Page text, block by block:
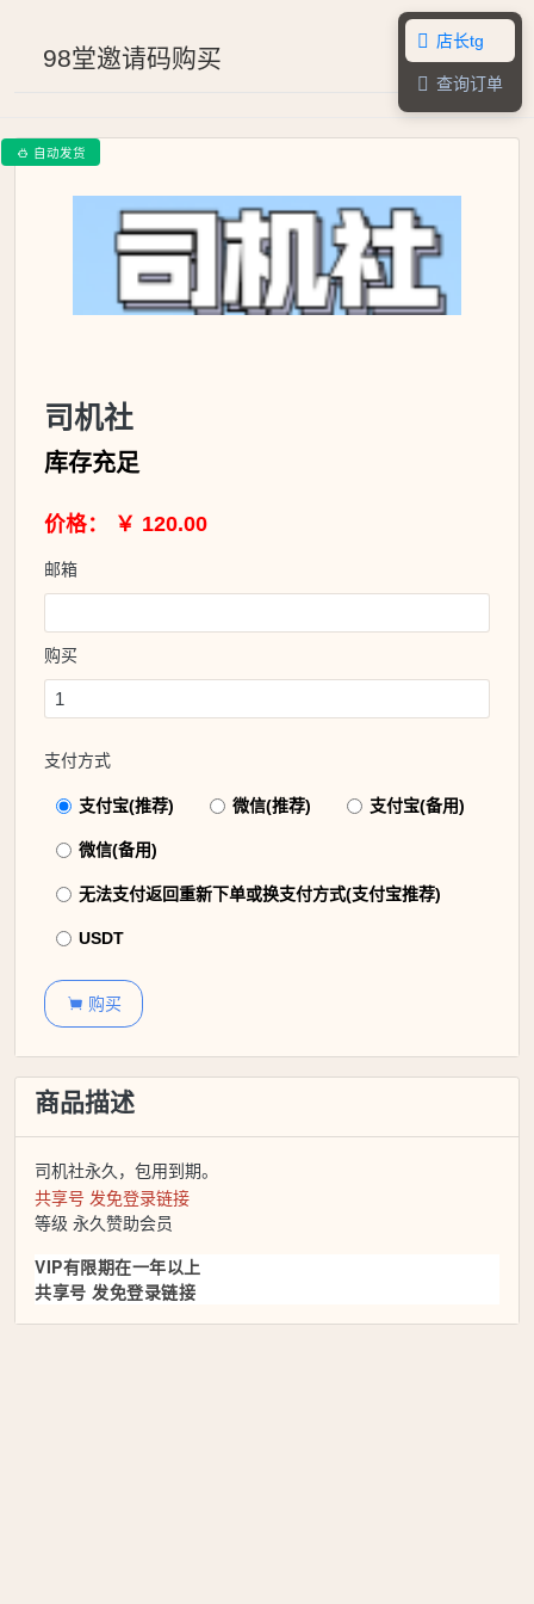
98堂邀请码购买
 店长tg
 查询订单
 自动发货
司机社
库存充足
价格： ￥ 120.00
邮箱
购买
支付方式
支付宝(推荐) 微信(推荐) 支付宝(备用)
微信(备用)
无法支付返回重新下单或换支付方式(支付宝推荐)
USDT
 购买
商品描述
司机社永久，包用到期。
共享号 发免登录链接
等级 永久赞助会员
VIP有限期在一年以上
共享号 发免登录链接